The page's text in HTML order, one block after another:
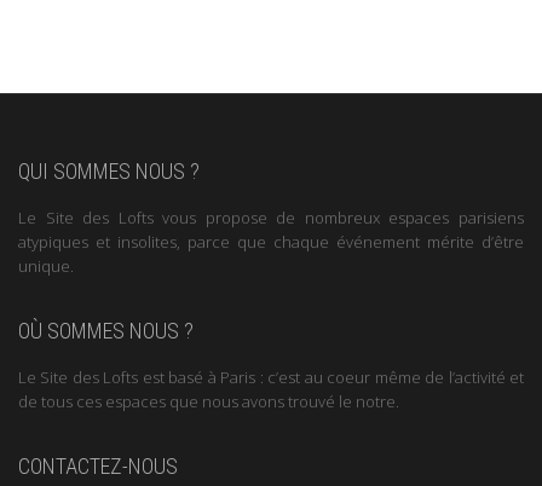
QUI SOMMES NOUS ?
Le Site des Lofts vous propose de nombreux espaces parisiens
atypiques et insolites, parce que chaque événement mérite d’être
unique.
OÙ SOMMES NOUS ?
Le Site des Lofts est basé à Paris : c’est au coeur même de l’activité et
de tous ces espaces que nous avons trouvé le notre.
CONTACTEZ-NOUS